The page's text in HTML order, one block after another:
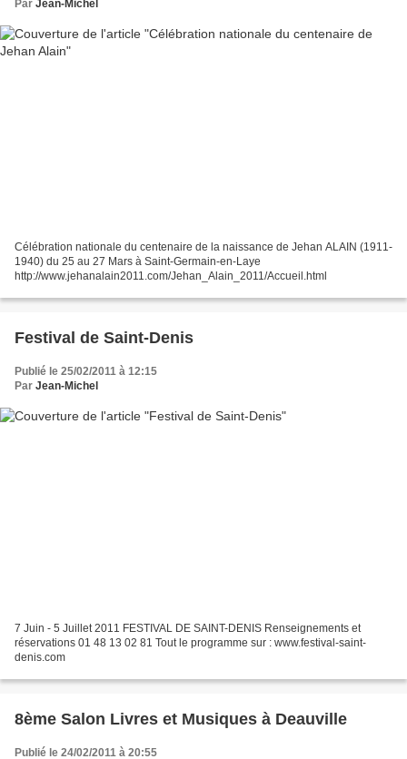
Par Jean-Michel
Célébration nationale du centenaire de la naissance de Jehan ALAIN (1911-
1940) du 25 au 27 Mars à Saint-Germain-en-Laye
http://www.jehanalain2011.com/Jehan_Alain_2011/Accueil.html
Festival de Saint-Denis
Publié le 25/02/2011 à 12:15
Par Jean-Michel
7 Juin - 5 Juillet 2011 FESTIVAL DE SAINT-DENIS Renseignements et
réservations 01 48 13 02 81 Tout le programme sur : www.festival-saint-
denis.com
8ème Salon Livres et Musiques à Deauville
Publié le 24/02/2011 à 20:55